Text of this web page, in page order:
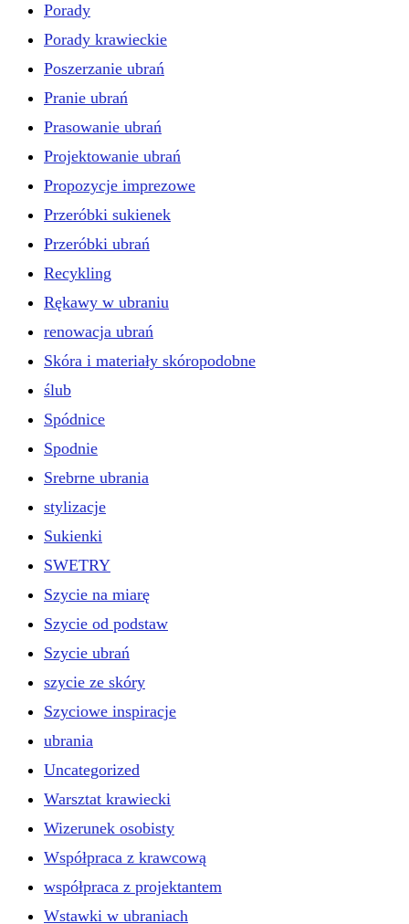
Porady
Porady krawieckie
Poszerzanie ubrań
Pranie ubrań
Prasowanie ubrań
Projektowanie ubrań
Propozycje imprezowe
Przeróbki sukienek
Przeróbki ubrań
Recykling
Rękawy w ubraniu
renowacja ubrań
Skóra i materiały skóropodobne
ślub
Spódnice
Spodnie
Srebrne ubrania
stylizacje
Sukienki
SWETRY
Szycie na miarę
Szycie od podstaw
Szycie ubrań
szycie ze skóry
Szyciowe inspiracje
ubrania
Uncategorized
Warsztat krawiecki
Wizerunek osobisty
Współpraca z krawcową
współpraca z projektantem
Wstawki w ubraniach